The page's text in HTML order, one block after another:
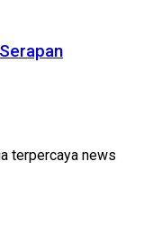
terpercaya news